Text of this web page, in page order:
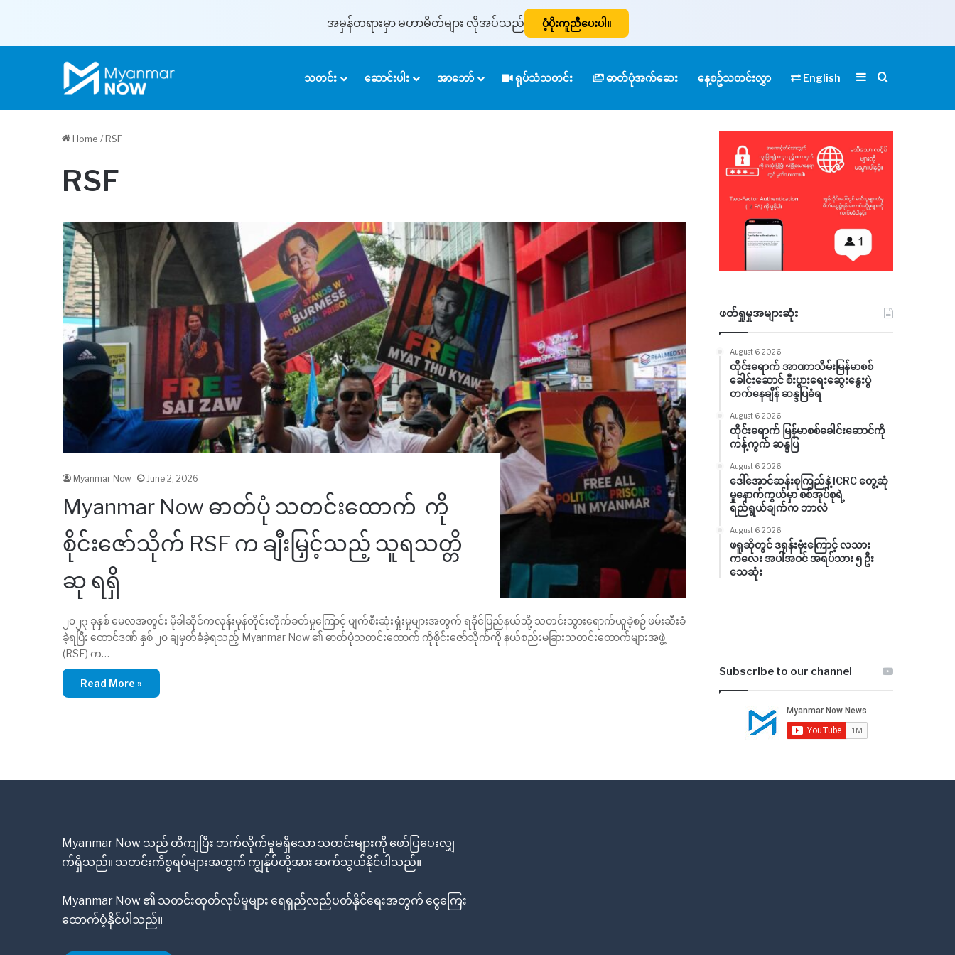
အမှန်တရားမှာ မဟာမိတ်များ လိုအပ်သည် ပံ့ပိုးကူညီပေးပါ။
သတင်း ဆောင်းပါး အာဘော် ရုပ်သံသတင်း ဓာတ်ပုံအက်ဆေး နေ့စဥ်သတင်းလွှာ English SidebarSearch for
Home /RSF
RSF
Myanmar Now June 2, 2026
Myanmar Now ဓာတ်ပုံ သတင်းထောက် ကို
စိုင်းဇော်သိုက် RSF က ချီးမြှင့်သည့် သူရသတ္တိ
ဆု ရရှိ
၂၀၂၃ ခုနှစ် မေလအတွင်း မိုခါဆိုင်ကလုန်းမုန်တိုင်းတိုက်ခတ်မှုကြောင့် ပျက်စီးဆုံးရှုံးမှုများအတွက် ရခိုင်ပြည်နယ်သို့ သတင်းသွားရောက်ယူခဲ့စဉ် ဖမ်းဆီးခံ
ခဲ့ရပြီး ထောင်ဒဏ် နှစ် ၂၀ ချမှတ်ခံခဲ့ရသည့် Myanmar Now ၏ ဓာတ်ပုံသတင်းထောက် ကိုစိုင်းဇော်သိုက်ကို နယ်စည်းမခြားသတင်းထောက်များအဖွဲ့
(RSF) က…
Read More »
ဖတ်ရှုမှုအများဆုံး
August 6, 2026
ထိုင်းရောက် အာဏာသိမ်းမြန်မာစစ်
ခေါင်းဆောင် စီးပွားရေးဆွေးနွေးပွဲ
တက်နေချိန် ဆန္ဒပြခံရ
August 6, 2026
ထိုင်းရောက် မြန်မာစစ်ခေါင်းဆောင်ကို
ကန့်ကွက် ဆန္ဒပြ
August 6, 2026
ဒေါ်အောင်ဆန်းစုကြည်နဲ့ ICRC တွေ့ဆုံ
မှုနောက်ကွယ်မှာ စစ်အုပ်စုရဲ့
ရည်ရွယ်ချက်က ဘာလဲ
August 6, 2026
ဖရူဆိုတွင် ဒရုန်းဗုံးကြောင့် လသား
ကလေး အပါအဝင် အရပ်သား ၅ ဦး
သေဆုံး
Subscribe to our channel
Myanmar Now သည် တိကျပြီး ဘက်လိုက်မှုမရှိသော သတင်းများကို ဖော်ပြပေးလျှ
က်ရှိသည်။ သတင်းကိစ္စရပ်များအတွက် ကျွန်ုပ်တို့အား ဆက်သွယ်နိုင်ပါသည်။
Myanmar Now ၏ သတင်းထုတ်လုပ်မှုများ ရေရှည်လည်ပတ်နိုင်ရေးအတွက် ငွေကြေး
ထောက်ပံ့နိုင်ပါသည်။